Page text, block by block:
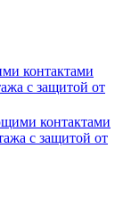
контактами
с защитой от